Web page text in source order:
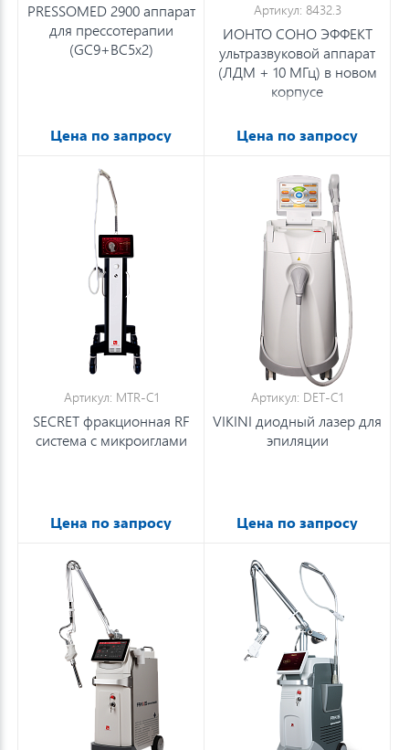
PRESSOMED 2900 аппарат
для прессотерапии
(GC9+BC5x2)
Цена по запросу
Артикул: 8432.3
ИОНТО СОНО ЭФФЕКТ
ультразвуковой аппарат
(ЛДМ + 10 МГц) в новом
корпусе
Цена по запросу
Артикул: MTR-C1
SECRET фракционная RF
система с микроиглами
Цена по запросу
Артикул: DET-C1
VIKINI диодный лазер для
эпиляции
Цена по запросу